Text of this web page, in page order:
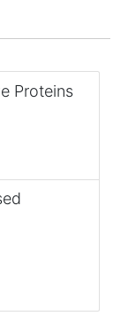
Proteins